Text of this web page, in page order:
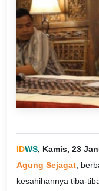
IDWS, Kamis, 23
Agung Sejagat ,
kesahihannya tiba-